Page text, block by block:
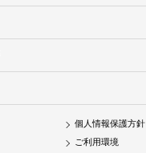
個人情報保護方針
ご利用環境